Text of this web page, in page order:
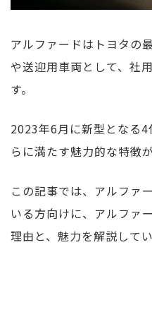
アルファードはトヨタの
や送迎用車両として、社
す。
2023年6月に新型となる
らに満たす魅力的な特徴
この記事では、アルファ
いる方向けに、アルファ
理由と、魅力を解説してい